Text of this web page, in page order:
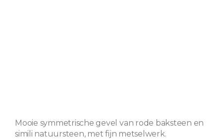
Mooie symmetrische gevel van rode baksteen en
simili natuursteen, met fijn metselwerk.